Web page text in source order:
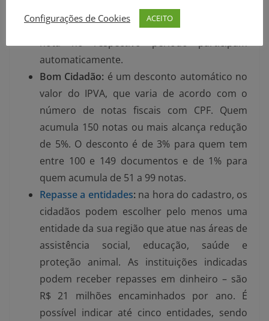
varejo. As apurações são trimestrais. Todos
os inscritos no NFG que incluem o CPF na
nota no respectivo período participam
automaticamente.
Bom Cidadão: é um desconto automático no
valor do IPVA, que varia de acordo com o
número de notas fiscais com CPF. Quem
acumula 150 notas ou mais alcança redução
de 5%. O desconto é de 3% para quem tem
entre 100 e 149 documentos e de 1% para
quem acumula de 51 a 99 notas.
Repasse a entidades:na hora do cadastro, os
cidadãos podem escolher pelo menos uma
entidade da sua região que atue nas áreas de
assistência social, educação, saúde e
proteção animal. As instituições indicadas
podem receber repasses em dinheiro – são
R$ 21 milhões encaminhados por ano. É
possível indicar até cinco entidades, sendo
Configurações de Cookies
ACEITO